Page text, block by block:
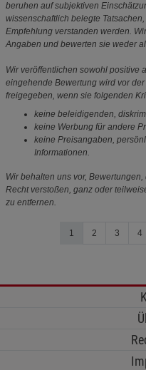
beruhen auf subjektiven
wissenschaftlich belegte
Empfehlung verstanden werden.
Angaben und bewerten sie weder
Wir veröffentlichen sowohl positive
eingehende Bewertung wird vor
freigegeben, wenn sie folgenden
keine beleidigenden,
keine Werbung für andere
keine Preisangaben,
Informationen.
Wir behalten uns vor,
Recht verstoßen, ganz oder
zu entfernen.
1 2 3 4